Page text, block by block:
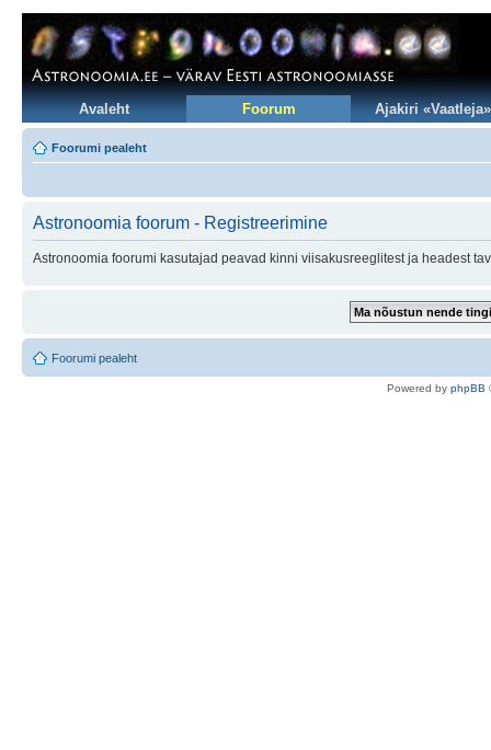
Avaleht Foorum Ajakiri «Vaatleja»
Foorumi pealeht
Astronoomia foorum - Registreerimine
Astronoomia foorumi kasutajad peavad kinni viisakusreeglitest ja headest
Foorumi pealeht
Powered by phpBB